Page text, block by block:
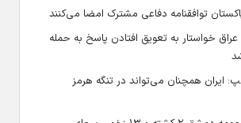
توافقنامه دفاعی مشترک امضا می‌کنند
عراق خواستار به تعویق افتادن پاسخ به حمله
ترامپ: ایران همچنان می‌تواند در تنگه هرمز